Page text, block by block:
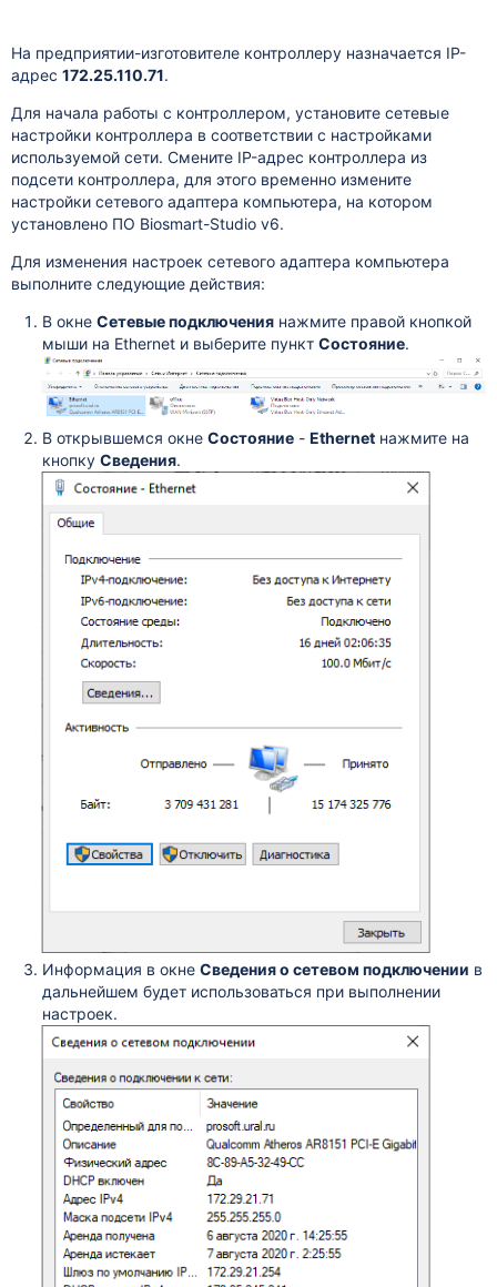
На предприятии-изготовителе контроллеру назначается IP-
адрес 172.25.110.71.
Для начала работы с контроллером, установите сетевые
настройки контроллера в соответствии с настройками
используемой сети. Смените IP-адрес контроллера из
подсети контроллера, для этого временно измените
настройки сетевого адаптера компьютера, на котором
установлено ПО Biosmart-Studio v6.
Для изменения настроек сетевого адаптера компьютера
выполните следующие действия:
В окне Сетевые подключения нажмите правой кнопкой
мыши на Ethernet и выберите пункт Состояние.
В открывшемся окне Состояние- Ethernetнажмите на
кнопку Сведения.
Информация в окне Сведения о сетевом подключении в
дальнейшем будет использоваться при выполнении
настроек.